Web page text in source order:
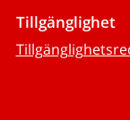
Tillgänglighet